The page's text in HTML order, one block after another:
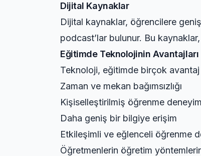
Dijital Kaynaklar
Dijital kaynaklar, öğrencilere
podcast’lar bulunur. Bu
Eğitimde Teknolojinin Avantajları
Teknoloji, eğitimde birçok avantaj
Zaman ve mekan bağımsızlığı
Kişiselleştirilmiş öğrenme
Daha geniş bir bilgiye erişim
Etkileşimli ve eğlenceli öğrenme
Öğretmenlerin öğretim